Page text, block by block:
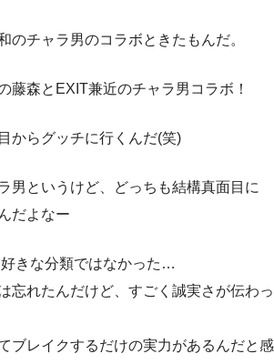
のチャラ男のコラボときたもんだ。
藤森とEXIT兼近のチャラ男コラボ！
からグッチに行くんだ(笑)
男というけど、どっちも結構真面目に
だよなー
きな分類ではなかった…
忘れたんだけど、すごく誠実さが伝わっ
ブレイクするだけの実力があるんだと感